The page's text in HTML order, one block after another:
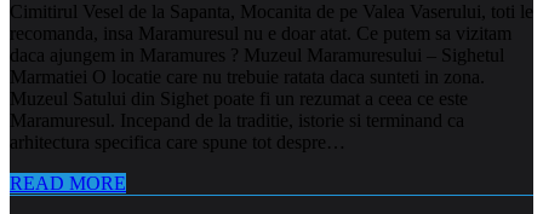
Cimitirul Vesel de la Sapanta, Mocanita de pe Valea Vaserului, toti le
recomanda, insa Maramuresul nu e doar atat. Ce putem sa vizitam
daca ajungem in Maramures ? Muzeul Maramuresului – Sighetul
Marmatiei O locatie care nu trebuie ratata daca sunteti in zona.
Muzeul Satului din Sighet poate fi un rezumat a ceea ce este
Maramuresul. Incepand de la traditie, istorie si terminand ca
arhitectura specifica care spune tot despre…
READ MORE